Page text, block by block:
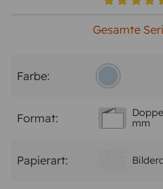
Gesamte
Farbe:
Format:
mm
Papierart: